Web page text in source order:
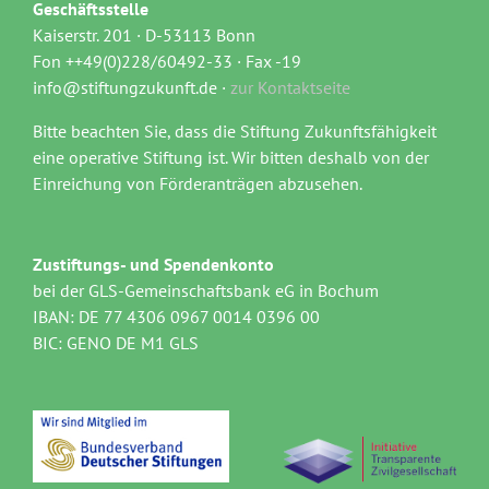
Geschäftsstelle
Kaiserstr. 201 · D-53113 Bonn
Fon ++49(0)228/60492-33 · Fax -19
info@stiftungzukunft.de · zur Kontaktseite
Bitte beachten Sie, dass die Stiftung Zukunftsfähigkeit
eine operative Stiftung ist. Wir bitten deshalb von der
Einreichung von Förderanträgen abzusehen.
Zustiftungs- und Spendenkonto
bei der GLS-Gemeinschaftsbank eG in Bochum
IBAN: DE 77 4306 0967 0014 0396 00
BIC: GENO DE M1 GLS